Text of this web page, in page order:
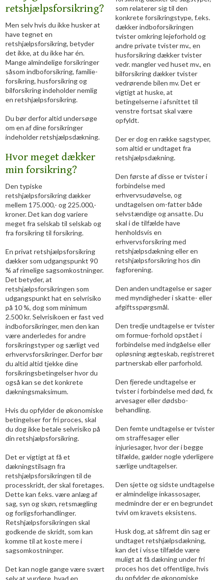
retshjælpsforsikring?
Men selv hvis du ikke husker at
have tegnet en
retshjælpsforsikring, betyder
det ikke, at du ikke har én.
Mange almindelige forsikringer
såsom indboforsikring, familie-
forsikring, husforsikring og
bilforsikring indeholder nemlig
en retshjælpsforsikring.
Du bør derfor altid undersøge
om en af dine forsikringer
indeholder retshjælpsdækning.
Hvor meget dækker
min forsikring?
Den typiske
retshjælpsforsikring dækker
mellem 175.000,- og 225.000,-
kroner. Det kan dog variere
meget fra selskab til selskab og
fra forsikring til forsikring.
En privat retshjælpsforsikring
dækker som udgangspunkt 90
% af rimelige sagsomkostninger.
Det betyder, at
retshjælpsforsikringen som
udgangspunkt hat en selvrisiko
på 10 %, dog som minimum
2.500 kr. Selvrisikoen er fast ved
indboforsikringer, men den kan
være anderledes for andre
forsikringstyper og særligt ved
erhvervsforsikringer. Derfor bør
du altid altid tjekke dine
forsikringsbetingelser hvor du
også kan se det konkrete
dækningsmaksimum.
Hvis du opfylder de økonomiske
betingelser for fri proces, skal
du dog ikke betale selvrisiko på
din retshjælpsforsikring.
Det er vigtigt at få et
dækningstilsagn fra
retshjælpsforsikringen til de
processkridt, der skal foretages.
Dette kan f.eks. være anlæg af
sag, syn og skøn, retsmægling
og forligsforhandlinger.
Retshjælpsforsikringen skal
godkende de skridt, som kan
komme til at koste mere i
sagsomkostninger.
Det kan nogle gange være svært
som relaterer sig til den
konkrete forsikringstype, f.eks.
dækker indboforsikringen
tvister omkring lejeforhold og
andre private tvister mv., en
husforsikring dækker tvister
vedr. mangler ved huset mv., en
bilforsikring dækker tvister
vedrørende bilen mv. Det er
vigtigt at huske, at
betingelserne i afsnittet til
venstre fortsat skal være
opfyldt.
Der er dog en række sagstyper,
som altid er undtaget fra
retshjælpsdækning.
Den første af disse er tvister i
forbindelse med
erhvervsudøvelse, og
undtagelsen om-fatter både
selvstændige og ansatte. Du
skal i de tilfælde have
henholdsvis en
erhvervsforsikring med
retshjælpsdækning eller en
retshjælpsforsikring hos din
fagforening.
Den anden undtagelse er sager
med myndigheder i skatte- eller
afgiftsspørgsmål.
Den tredje undtagelse er tvister
om formue-forhold opstået i
forbindelse med indgåelse eller
opløsning ægteskab, registreret
partnerskab eller parforhold.
Den fjerede undtagelse er
tvister i forbindelse med død, fx
arvesager eller dødsbo-
behandling.
Den femte undtagelse er tvister
om straffesager eller
injuriesager, hvor der i begge
tilfælde, gælder nogle yderligere
særlige undtagelser.
Den sjette og sidste undtagelse
er almindelige inkassosager,
medmindre der er en begrundet
tvivl om kravets eksistens.
Husk dog, at såfremt din sag er
undtaget retshjælpsdækning,
kan det i visse tilfælde være
muligt at få dækning under fri
proces hos det offentlige, hvis
du opfylder de økonomiske